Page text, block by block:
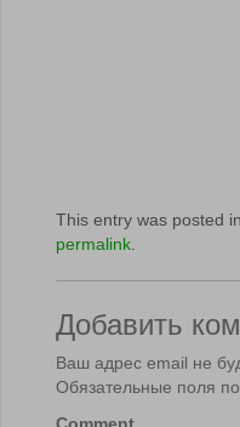
This entry was posted in
permalink
Добавить
Ваш адрес email не
Обязательные поля
Comment